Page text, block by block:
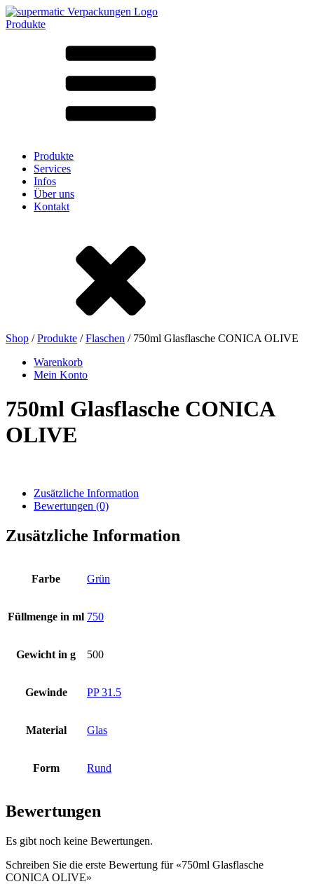
Produkte
Nach Material
LD-PE
Steinzeug
Beutel und Bag-in-Box
Bierflaschen
Chemikalien
Dosen(73)
Flaschen(519)
Hotfill Flaschen
Kosmetik(292)
Produkte
Services
Infos
Über uns
Kontakt
Shop /Produkte /Flaschen / 750ml Glasflasche CONICA OLIVE
Warenkorb
Mein Konto
750ml Glasflasche CONICA
OLIVE
Zusätzliche Information
Bewertungen (0)
Zusätzliche Information
Farbe Grün
Füllmenge in ml 750
Gewicht in g 500
Gewinde PP 31.5
Material Glas
Form Rund
Bewertungen
Es gibt noch keine Bewertungen.
Schreiben Sie die erste Bewertung für «750ml Glasflasche
CONICA OLIVE»